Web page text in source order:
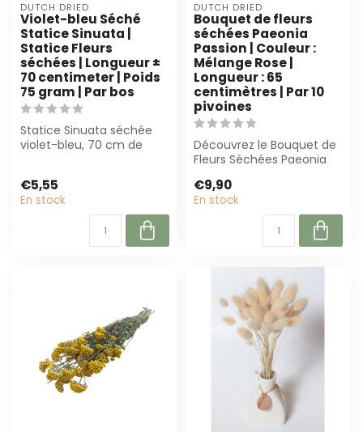
DUTCH DRIED
Violet-bleu Séché
Statice Sinuata |
Statice Fleurs
séchées | Longueur ±
70 centimeter | Poids
75 gram | Par bos
Statice Sinuata séchée
violet-bleu, 70 cm de
€5,55
En stock
DUTCH DRIED
Bouquet de fleurs
séchées Paeonia
Passion | Couleur :
Mélange Rose |
Longueur : 65
centimètres | Par 10
pivoines
Découvrez le Bouquet de
Fleurs Séchées Paeonia
élégant de p...
€9,90
En stock